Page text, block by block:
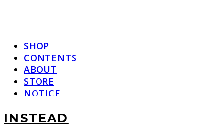
SHOP
CONTENTS
ABOUT
STORE
NOTICE
INSTEAD